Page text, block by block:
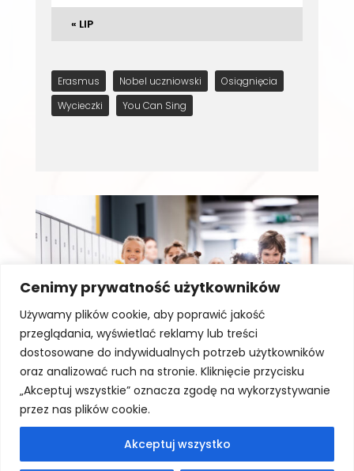
Cenimy prywatność użytkowników
Używamy plików cookie, aby poprawić jakość
przeglądania, wyświetlać reklamy lub treści
dostosowane do indywidualnych potrzeb użytkowników
oraz analizować ruch na stronie. Kliknięcie przycisku
„Akceptuj wszystkie” oznacza zgodę na wykorzystywanie
przez nas plików cookie.
Akceptuj wszystko
« LIP
Erasmus Nobel uczniowski
Osiągnięcia
Wycieczki
You Can Sing